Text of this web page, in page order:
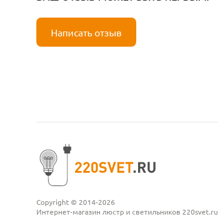
Написать отзыв
Copyright © 2014-2026
Интернет-магазин люстр и светильников 220svet.ru